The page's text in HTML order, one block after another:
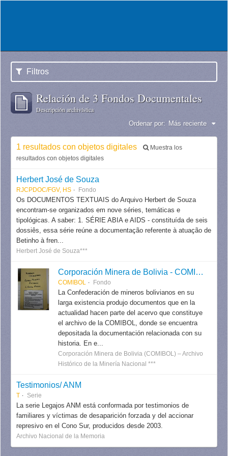
Filtros
Relación de 3 Fondos Documentales
Descripción archivística
Ordenar por: Más reciente
1 resultados con objetos digitales
Muestra los
resultados con objetos digitales
Herbert José de Souza
RJCPDOC/FGV, HS Fondo
Os DOCUMENTOS TEXTUAIS do Arquivo Herbert de Souza
encontram-se organizados em nove séries, temáticas e
tipológicas. A saber: 1. SÉRIE ABIA e AIDS - constituída de seis
dossiês, essa série reúne a documentação referente à atuação de
Betinho à fren...
Herbert José de Souza***
Corporación Minera de Bolivia - COMIBOL
COMIBOL Fondo
La Confederación de mineros bolivianos en su
larga existencia produjo documentos que en la
actualidad hacen parte del acervo que constituye
el archivo de la COMIBOL, donde se encuentra
depositada la documentación relacionada con su
historia. En e...
Corporación Minera de Bolivia (COMIBOL) – Archivo
Histórico de la Minería Nacional ***
Testimonios/ ANM
T Serie
La serie Legajos ANM está conformada por testimonios de
familiares y víctimas de desaparición forzada y del accionar
represivo en el Cono Sur, producidos desde 2003.
Archivo Nacional de la Memoria